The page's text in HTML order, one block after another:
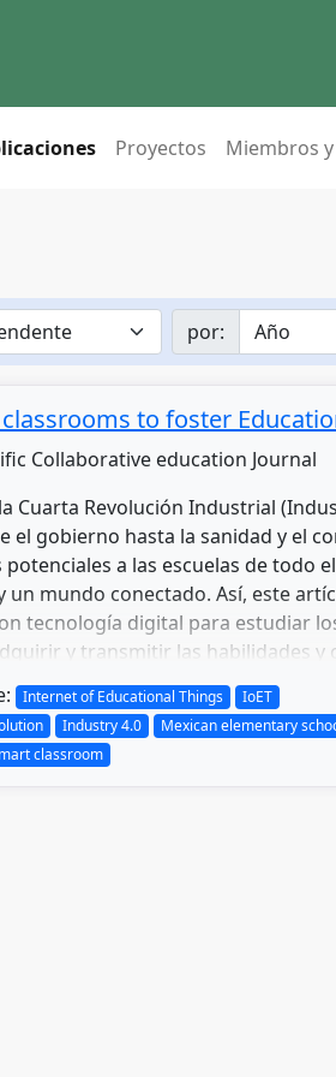
Proyectos Miembros
por:
to foster
Collaborative education Journal
Cuarta Revolución Industrial
el gobierno hasta la sanidad y el
potenciales a las escuelas de todo
un mundo conectado. Así, este
tecnología digital para estudiar
y transmitir las habilidades y
Internet of Educational Things
IoET
Industry 4.0
Mexican elementary
classroom